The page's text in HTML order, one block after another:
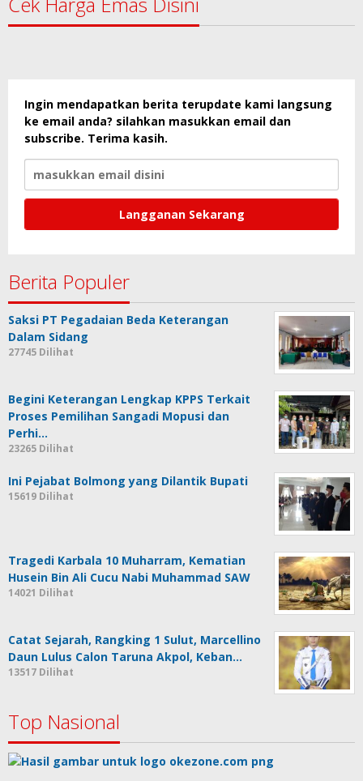
Ingin mendapatkan berita terupdate kami langsung
ke email anda? silahkan masukkan email dan
subscribe. Terima kasih.
Berita Populer
Saksi PT Pegadaian Beda Keterangan
Dalam Sidang
27745 Dilihat
Begini Keterangan Lengkap KPPS Terkait
Proses Pemilihan Sangadi Mopusi dan
Perhi…
23265 Dilihat
Ini Pejabat Bolmong yang Dilantik Bupati
15619 Dilihat
Tragedi Karbala 10 Muharram, Kematian
Husein Bin Ali Cucu Nabi Muhammad SAW
14021 Dilihat
Catat Sejarah, Rangking 1 Sulut, Marcellino
Daun Lulus Calon Taruna Akpol, Keban…
13517 Dilihat
Top Nasional